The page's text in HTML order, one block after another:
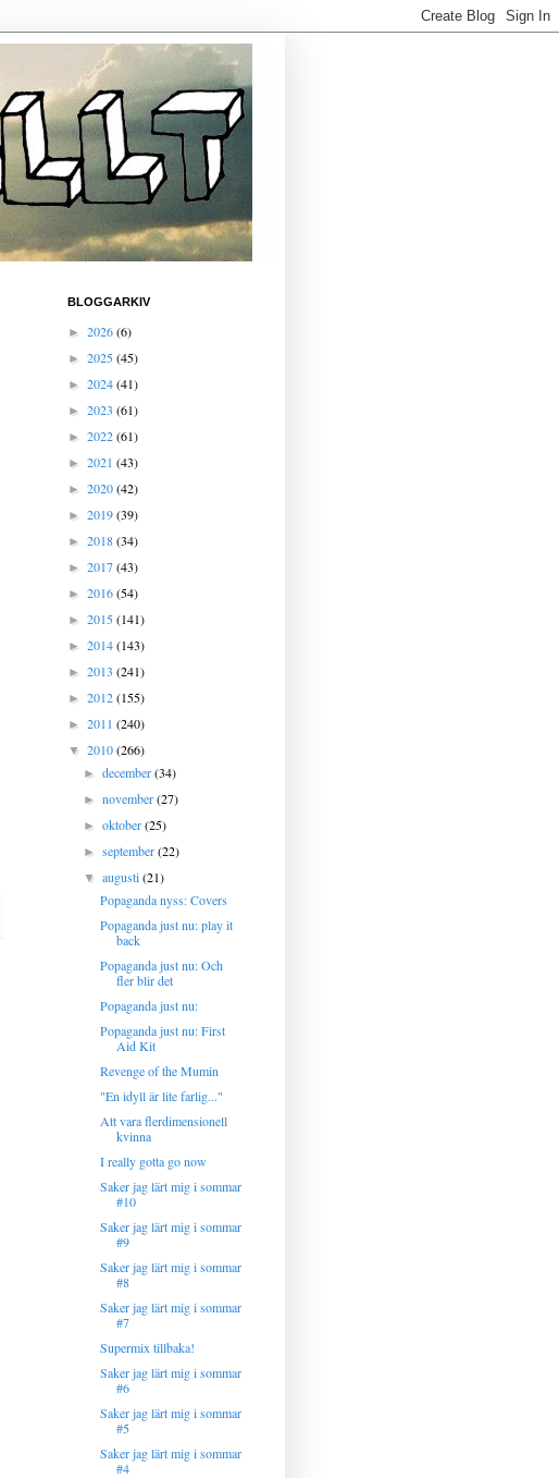
BLOGGARKIV
► 2026(6)
► 2025(45)
► 2024(41)
► 2023 (61)
► 2022(61)
► 2021 (43)
► 2020(42)
► 2019(39)
► 2018(34)
► 2017(43)
► 2016(54)
► 2015(141)
► 2014(143)
► 2013 (241)
► 2012(155)
► 2011 (240)
▼ 2010(266)
►december(34)
►november(27)
►oktober(25)
►september(22)
▼augusti(21)
Popaganda nyss: Covers
Popaganda just nu: play it
back
Popaganda just nu: Och
fler blir det
Popaganda just nu:
Popaganda just nu: First
Aid Kit
Revenge of the Mumin
"En idyll är lite farlig..."
Att vara flerdimensionell
kvinna
I really gotta go now
Saker jag lärt mig i sommar
#10
Saker jag lärt mig i sommar
#9
Saker jag lärt mig i sommar
#8
Saker jag lärt mig i sommar
#7
Supermix tillbaka!
Saker jag lärt mig i sommar
#6
Saker jag lärt mig i sommar
#5
Saker jag lärt mig i sommar
#4